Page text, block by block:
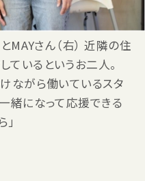
MAYさん（右） 近隣の住
いるというお二人。
ながら働いているスタ
緒になって応援できる